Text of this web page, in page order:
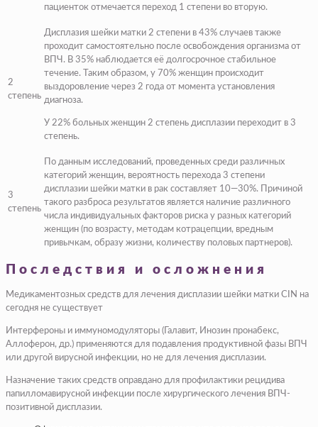
пациенток отмечается переход 1 степени во вторую.
2
степень
Дисплазия шейки матки 2 степени в 43% случаев также
проходит самостоятельно после освобождения организма от
ВПЧ. В 35% наблюдается её долгосрочное стабильное
течение. Таким образом, у 70% женщин происходит
выздоровление через 2 года от момента установления
диагноза.
У 22% больных женщин 2 степень дисплазии переходит в 3
степень.
3
степень
По данным исследований, проведенных среди различных
категорий женщин, вероятность перехода 3 степени
дисплазии шейки матки в рак составляет 10—30%. Причиной
такого разброса результатов является наличие различного
числа индивидуальных факторов риска у разных категорий
женщин (по возрасту, методам котрацепции, вредным
привычкам, образу жизни, количеству половых партнеров).
Последствия и осложнения
Медикаментозных средств для лечения дисплазии шейки матки CIN на
сегодня не существует
Интерфероны и иммуномодуляторы (Галавит, Инозин пронабекс,
Аллоферон, др.) применяются для подавления продуктивной фазы ВПЧ
или другой вирусной инфекции, но не для лечения дисплазии.
Назначение таких средств оправдано для профилактики рецидива
папилломавирусной инфекции после хирургического лечения ВПЧ-
позитивной дисплазии.